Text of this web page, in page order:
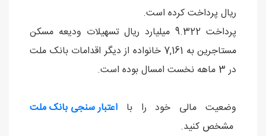
ریال پرداخت کرده است.
پرداخت 9.322 میلیارد ریال تسهیلات ودیعه مسکن
مستاجرین به 7,161 خانواده از دیگر اقدامات بانک ملت
در 3 ماهه نخست امسال بوده است.
وضعیت مالی خود را با اعتبار سنجی بانک ملت
مشخص کنید.